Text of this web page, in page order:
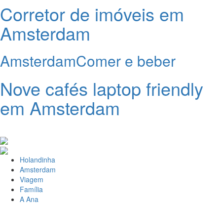
Corretor de imóveis em
Amsterdam
AmsterdamComer e beber
Nove cafés laptop friendly
em Amsterdam
Holandinha
Amsterdam
Viagem
Família
A Ana